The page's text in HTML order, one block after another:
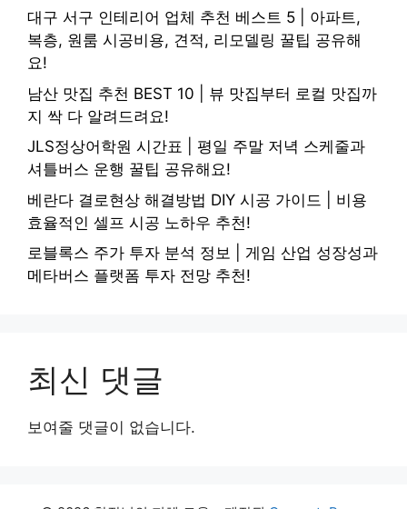
대구 서구 인테리어 업체 추천 베스트 5 | 아파트,
복층, 원룸 시공비용, 견적, 리모델링 꿀팁 공유해
요!
남산 맛집 추천 BEST 10 | 뷰 맛집부터 로컬 맛집까
지 싹 다 알려드려요!
JLS정상어학원 시간표 | 평일 주말 저녁 스케줄과
셔틀버스 운행 꿀팁 공유해요!
베란다 결로현상 해결방법 DIY 시공 가이드 | 비용
효율적인 셀프 시공 노하우 추천!
로블록스 주가 투자 분석 정보 | 게임 산업 성장성과
메타버스 플랫폼 투자 전망 추천!
최신 댓글
보여줄 댓글이 없습니다.